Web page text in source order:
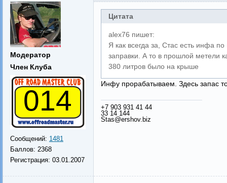
Модератор
Член Клуба
014
Сообщений: 1481
Баллов: 2368
Регистрация: 03.01.2007
Цитата
alex76 пишет:
Я как всегда за, Стас есть инфа
заправки. А то в прошлой метели
380 литров было на крыше
Инфу прорабатываем. Здесь запас
+7 903 931 41 44
33 14 144
Stas@ershov.biz